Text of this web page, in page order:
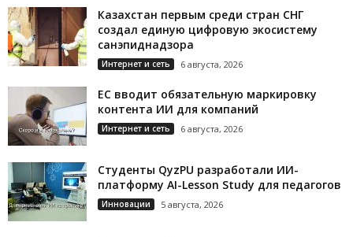
Казахстан первым среди стран СНГ
создал единую цифровую экосистему
санэпиднадзора
Интернет и сеть 6 августа, 2026
ЕС вводит обязательную маркировку
контента ИИ для компаний
Интернет и сеть 6 августа, 2026
Студенты QyzPU разработали ИИ-
платформу AI-Lesson Study для педагогов
Инновации 5 августа, 2026